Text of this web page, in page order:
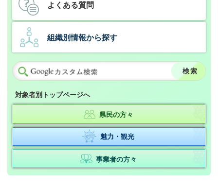
よくある質問
組織別情報から探す
対象者別トップページへ
県民の方々
魅力・観光
事業者の方々